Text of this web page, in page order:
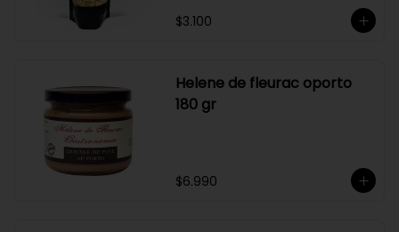
$3.100
Helene de fleurac oporto
180 gr
$6.990